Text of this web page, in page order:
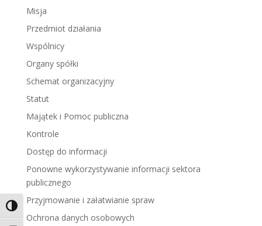
Toggle High Contrast
Misja
Przedmiot działania
Wspólnicy
Organy spółki
Schemat organizacyjny
Statut
Majątek i Pomoc publiczna
Kontrole
Dostęp do informacji
Ponowne wykorzystywanie informacji sektora
publicznego
Przyjmowanie i załatwianie spraw
Ochrona danych osobowych